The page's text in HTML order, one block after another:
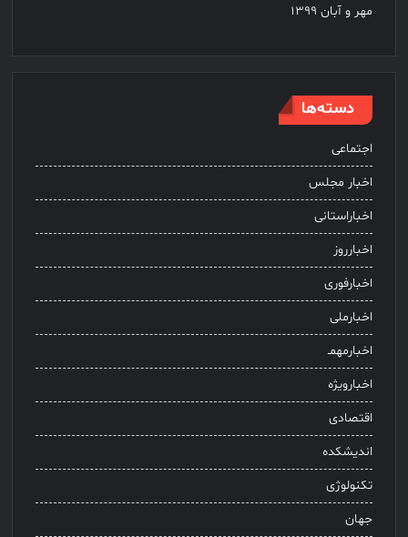
مهر و آبان ۱۳۹۹
دسته‌ها
اجتماعی
اخبار مجلس
اخباراستانی
اخبارروز
اخبارفوری
اخبارملی
اخبارمهمـ
اخبارویژه
اقتصادی
اندیشکده
تکنولوژی
جهان